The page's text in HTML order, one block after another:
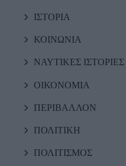
ΙΣΤΟΡΙΑ
ΚΟΙΝΩΝΙΑ
ΝΑΥΤΙΚΕΣ ΙΣΤΟΡΙΕΣ
ΟΙΚΟΝΟΜΙΑ
ΠΕΡΙΒΑΛΛΟΝ
ΠΟΛΙΤΙΚΗ
ΠΟΛΙΤΙΣΜΟΣ